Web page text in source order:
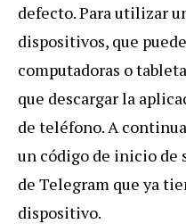
defecto. Para utilizar
dispositivos, que
computadoras o
que descargar la
de teléfono. A
un código de inicio de
de Telegram que ya
dispositivo.